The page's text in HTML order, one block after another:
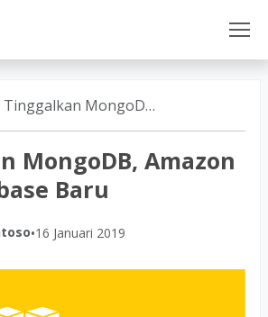
Tinggalkan MongoDB, Amazon Rilis Database Baru
MongoDB, Amazon
Baru
•16 Januari 2019